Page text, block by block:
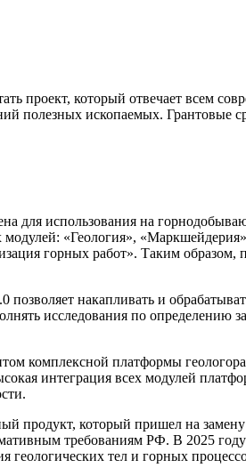
проект, который отвечает всем
полезных ископаемых.
использования на
«Геология»,
горных работ». Таким
накапливать и
исследования по определению
комплексной платформы
интеграция всех модулей
который пришел на
требованиям РФ. В 2025
тел и горных